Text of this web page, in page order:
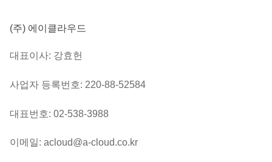
(주) 에이클라우드
대표이사: 강효헌
사업자 등록번호: 220-88-52584
대표번호: 02-538-3988
이메일: acloud@a-cloud.co.kr